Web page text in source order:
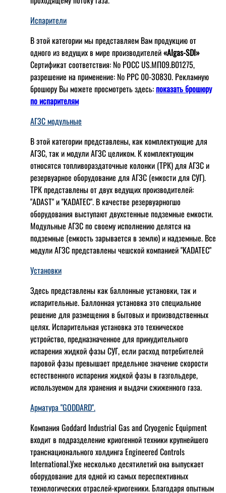
Испарители
В этой категории мы представляем Вам продукцию от
одного из ведущих в мире производителей«Algas-SDI»
Сертификат соответствия: № РОСС US.МП09.В01275,
разрешение на применение: № РРС 00-30830. Рекламную
брошюру Вы можете просмотреть здесь:показать брошюру
по испарителям
АГЗС модульные
В этой категории представлены, как комплектующие для
АГЗС, так и модули АГЗС целиком. К комплектующим
относятся топливораздаточные колонки (ТРК) для АГЗС и
резервуарное оборудование для АГЗС (емкости для СУГ).
ТРК представлены от двух ведущих производителей:
"ADAST" и "KADATEC". В качестве резервуарногшо
оборудования выступают двухстенные подземные емкости.
Модульные АГЗС по своему исполнению делятся на
подземные (емкость зарывается в землю) и надземные. Все
модули АГЗС представлены чешской компанией "KADATEC"
Установки
Здесь представлены как баллонные установки, так и
испарительные. Баллонная установка это специальное
решение для размещения в бытовых и производственных
целях. Испарительная установка это техническое
устройство, предназначенное для принудительного
испарения жидкой фазы СУГ, если расход потребителей
паровой фазы превышает предельное значение скорости
естественного испарения жидкой фазы в газгольдере,
используемом для хранения и выдачи сжиженного газа.
Арматура "GODDARD".
Компания Goddard Industrial Gas and Cryogenic Equipment
входит в подразделение криогенной техники крупнейшего
транснационального холдинга Engineered Controls
International.Уже несколько десятилетий она выпускает
оборудование для одной из самых переспективных
технологических отраслей-криогеники. Благодаря опытным